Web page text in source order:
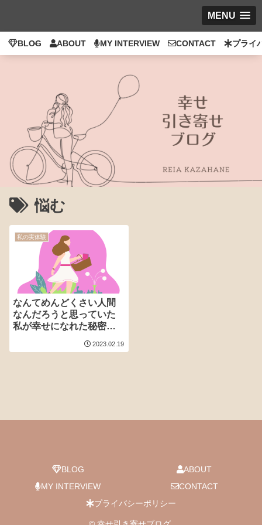
MENU
BLOG ABOUT MY INTERVIEW CONTACT プライ
悩む
私の実体験
なんてめんどくさい人間
なんだろうと思っていた
私が幸せになれた秘密の
2023.02.19
BLOG
ABOUT
MY INTERVIEW
CONTACT
プライバシーポリシー